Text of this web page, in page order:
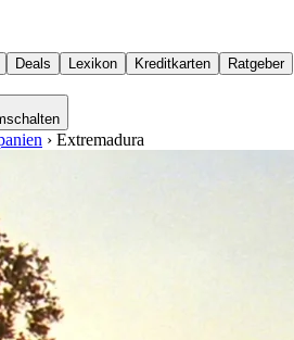
Deals Lexikon Kreditkarten Ratgeber
› Extremadura